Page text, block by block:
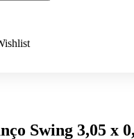
Swing 3,05 x